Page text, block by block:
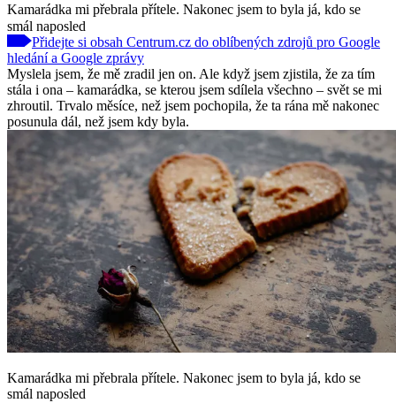
Kamarádka mi přebrala přítele. Nakonec jsem to byla já, kdo se
smál naposled
Přidejte si obsah Centrum.cz do oblíbených zdrojů pro Google
hledání a Google zprávy
Myslela jsem, že mě zradil jen on. Ale když jsem zjistila, že za tím
stála i ona – kamarádka, se kterou jsem sdílela všechno – svět se mi
zhroutil. Trvalo měsíce, než jsem pochopila, že ta rána mě nakonec
posunula dál, než jsem kdy byla.
Kamarádka mi přebrala přítele. Nakonec jsem to byla já, kdo se
smál naposled